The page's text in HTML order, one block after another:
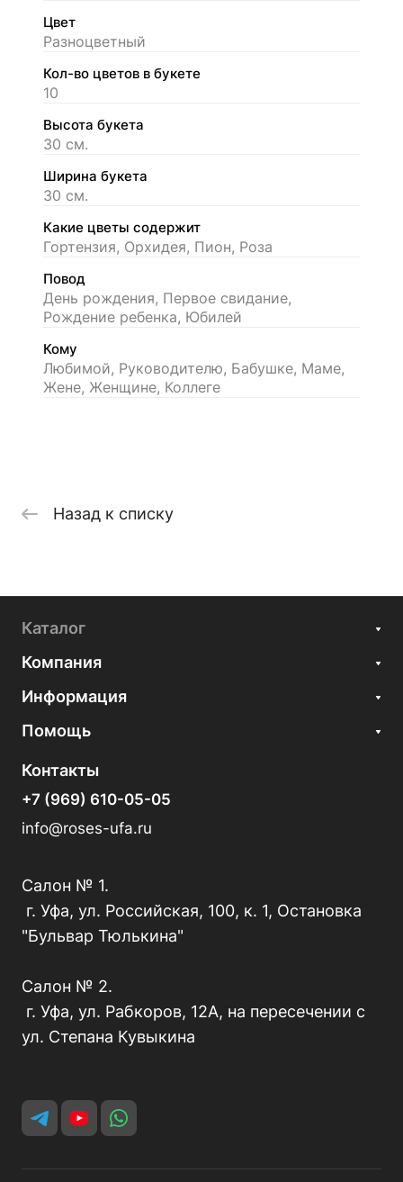
Цвет
Разноцветный
Кол-во цветов в букете
10
Высота букета
30 см.
Ширина букета
30 см.
Какие цветы содержит
Гортензия, Орхидея, Пион, Роза
Повод
День рождения, Первое свидание,
Рождение ребенка, Юбилей
Кому
Любимой, Руководителю, Бабушке, Маме,
Жене, Женщине, Коллеге
Назад к списку
Каталог
Компания
Информация
Помощь
Контакты
+7 (969) 610-05-05
info@roses-ufa.ru
Салон № 1.
г. Уфа, ул. Российская, 100, к. 1, Остановка
"Бульвар Тюлькина"
Салон № 2.
г. Уфа, ул. Рабкоров, 12А, на пересечении с
ул. Степана Кувыкина